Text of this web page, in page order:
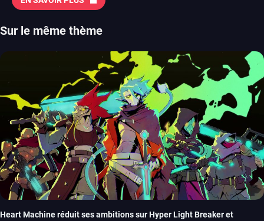
Sur le même thème
Heart Machine réduit ses ambitions sur Hyper Light Breaker et